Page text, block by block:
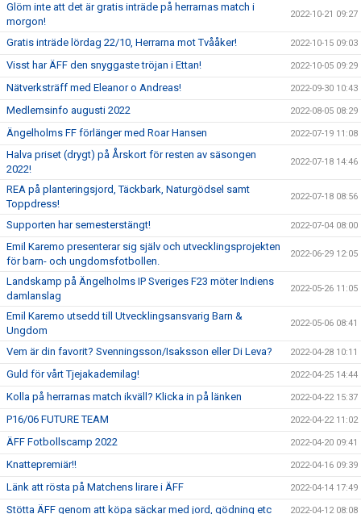
Glöm inte att det är gratis inträde på herrarnas match i
morgon!
2022-10-21 09:27
Gratis inträde lördag 22/10, Herrarna mot Tvååker! 2022-10-15 09:03
Visst har ÄFF den snyggaste tröjan i Ettan! 2022-10-05 09:29
Nätverksträff med Eleanor o Andreas! 2022-09-30 10:43
Medlemsinfo augusti 2022 2022-08-05 08:29
Ängelholms FF förlänger med Roar Hansen 2022-07-19 11:08
Halva priset (drygt) på Årskort för resten av säsongen
2022!
2022-07-18 14:46
REA på planteringsjord, Täckbark, Naturgödsel samt
Toppdress!
2022-07-18 08:56
Supporten har semesterstängt! 2022-07-04 08:00
Emil Karemo presenterar sig själv och utvecklingsprojekten
för barn- och ungdomsfotbollen.
2022-06-29 12:05
Landskamp på Ängelholms IP Sveriges F23 möter Indiens
damlanslag
2022-05-26 11:05
Emil Karemo utsedd till Utvecklingsansvarig Barn &
Ungdom
2022-05-06 08:41
Vem är din favorit? Svenningsson/Isaksson eller Di Leva? 2022-04-28 10:11
Guld för vårt Tjejakademilag! 2022-04-25 14:44
Kolla på herrarnas match ikväll? Klicka in på länken 2022-04-22 15:37
P16/06 FUTURE TEAM 2022-04-22 11:02
ÄFF Fotbollscamp 2022 2022-04-20 09:41
Knattepremiär!! 2022-04-16 09:39
Länk att rösta på Matchens lirare i ÄFF 2022-04-14 17:49
Stötta ÄFF genom att köpa säckar med jord, gödning etc 2022-04-12 08:08